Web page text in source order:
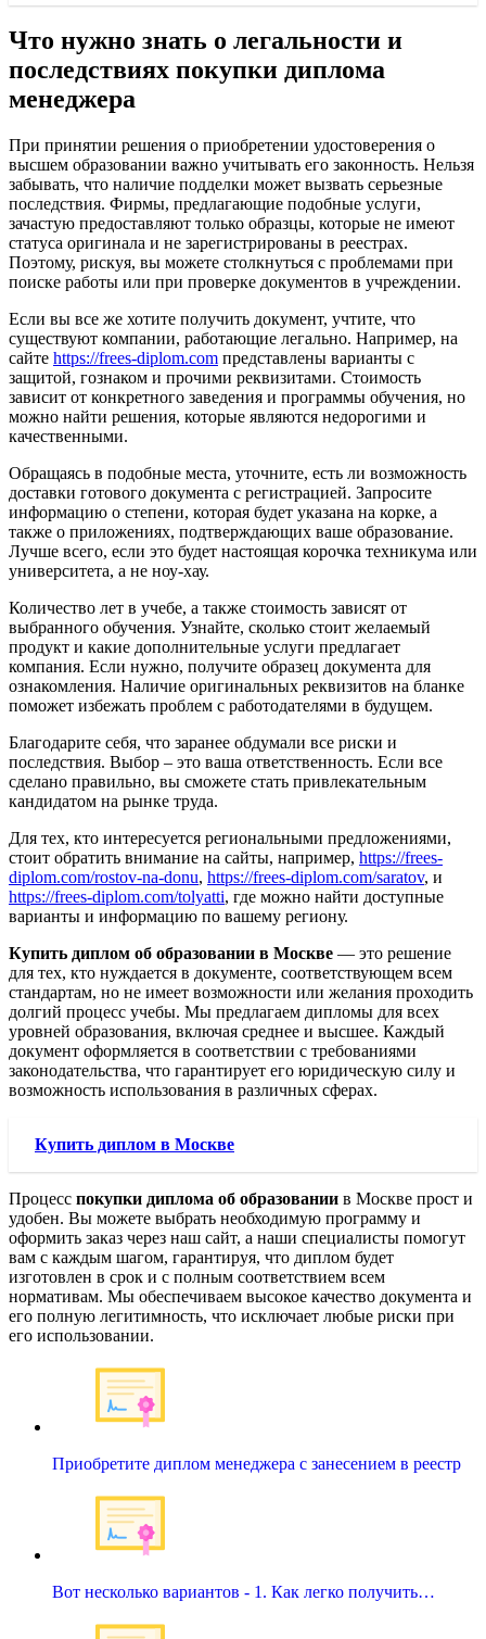
Что нужно знать о легальности и
последствиях покупки диплома
менеджера
При принятии решения о приобретении удостоверения о
высшем образовании важно учитывать его законность. Нельзя
забывать, что наличие подделки может вызвать серьезные
последствия. Фирмы, предлагающие подобные услуги,
зачастую предоставляют только образцы, которые не имеют
статуса оригинала и не зарегистрированы в реестрах.
Поэтому, рискуя, вы можете столкнуться с проблемами при
поиске работы или при проверке документов в учреждении.
Если вы все же хотите получить документ, учтите, что
существуют компании, работающие легально. Например, на
сайте https://frees-diplom.com представлены варианты с
защитой, гознаком и прочими реквизитами. Стоимость
зависит от конкретного заведения и программы обучения, но
можно найти решения, которые являются недорогими и
качественными.
Обращаясь в подобные места, уточните, есть ли возможность
доставки готового документа с регистрацией. Запросите
информацию о степени, которая будет указана на корке, а
также о приложениях, подтверждающих ваше образование.
Лучше всего, если это будет настоящая корочка техникума или
университета, а не ноу-хау.
Количество лет в учебе, а также стоимость зависят от
выбранного обучения. Узнайте, сколько стоит желаемый
продукт и какие дополнительные услуги предлагает
компания. Если нужно, получите образец документа для
ознакомления. Наличие оригинальных реквизитов на бланке
поможет избежать проблем с работодателями в будущем.
Благодарите себя, что заранее обдумали все риски и
последствия. Выбор – это ваша ответственность. Если все
сделано правильно, вы сможете стать привлекательным
кандидатом на рынке труда.
Для тех, кто интересуется региональными предложениями,
стоит обратить внимание на сайты, например, https://frees-
diplom.com/rostov-na-donu, https://frees-diplom.com/saratov, и
https://frees-diplom.com/tolyatti, где можно найти доступные
варианты и информацию по вашему региону.
Купить диплом об образовании в Москве — это решение
для тех, кто нуждается в документе, соответствующем всем
стандартам, но не имеет возможности или желания проходить
долгий процесс учебы. Мы предлагаем дипломы для всех
уровней образования, включая среднее и высшее. Каждый
документ оформляется в соответствии с требованиями
законодательства, что гарантирует его юридическую силу и
возможность использования в различных сферах.
Купить диплом в Москве
Процесс покупки диплома об образовании в Москве прост и
удобен. Вы можете выбрать необходимую программу и
оформить заказ через наш сайт, а наши специалисты помогут
вам с каждым шагом, гарантируя, что диплом будет
изготовлен в срок и с полным соответствием всем
нормативам. Мы обеспечиваем высокое качество документа и
его полную легитимность, что исключает любые риски при
его использовании.
Приобретите диплом менеджера с занесением в реестр
Вот несколько вариантов - 1. Как легко получить…